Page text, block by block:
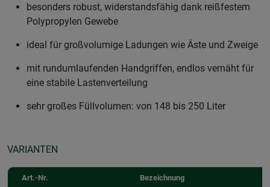
besonders robust, widerstandsfähig dank reißfestem
Polypropylen Gewebe
ideal für großvolumige Ladungen wie Äste und Zweige
mit rundumlaufenden Handgriffen, endlos vernäht für
eine stabile Lastenverteilung
sehr großes Füllvolumen: von 148 bis 250 Liter
VARIANTEN
Art.-Nr. Bezeichnung